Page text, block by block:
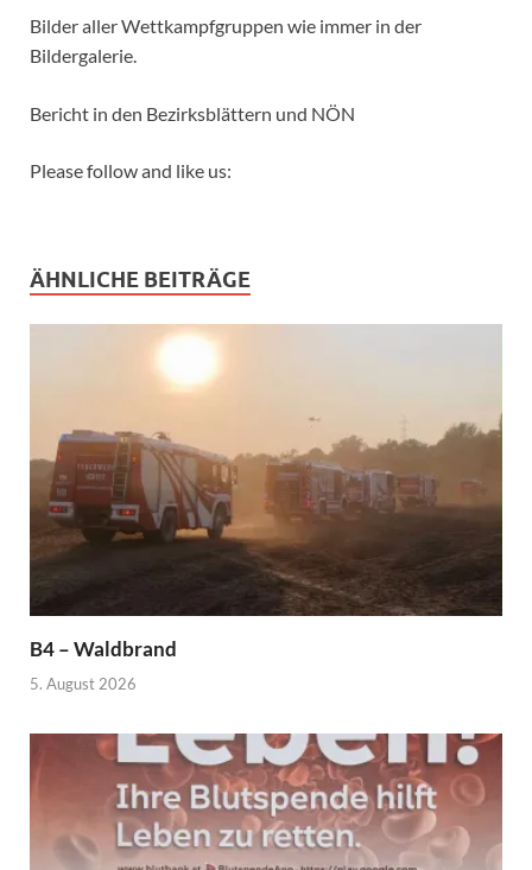
Bilder aller Wettkampfgruppen wie immer in der
Bildergalerie.
Bericht in den Bezirksblättern und NÖN
Please follow and like us:
ÄHNLICHE BEITRÄGE
B4 – Waldbrand
5. August 2026